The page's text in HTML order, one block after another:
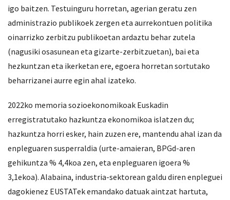
igo baitzen. Testuinguru horretan, agerian geratu zen
administrazio publikoek zergen eta aurrekontuen politika
oinarrizko zerbitzu publikoetan ardaztu behar zutela
(nagusiki osasunean eta gizarte-zerbitzuetan), bai eta
hezkuntzan eta ikerketan ere, egoera horretan sortutako
beharrizanei aurre egin ahal izateko.
2022ko memoria sozioekonomikoak Euskadin
erregistratutako hazkuntza ekonomikoa islatzen du;
hazkuntza horri esker, hain zuzen ere, mantendu ahal izan da
enpleguaren susperraldia (urte-amaieran, BPGd-aren
gehikuntza % 4,4koa zen, eta enpleguaren igoera %
3,1ekoa). Alabaina, industria-sektorean galdu diren enpleguei
dagokienez EUSTATek emandako datuak aintzat hartuta,